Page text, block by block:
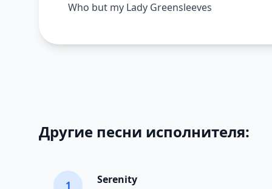
Who but my Lady Greensleeves
Другие песни исполнителя:
1 Serenity